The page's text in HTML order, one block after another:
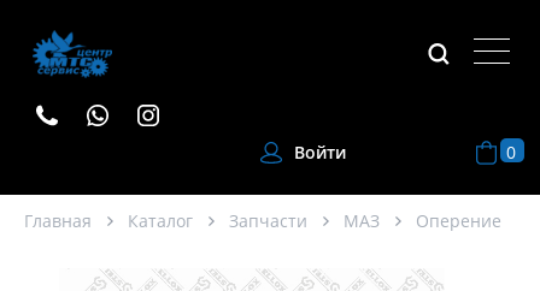
Войти 0
Главная Каталог Запчасти МАЗ Оперение